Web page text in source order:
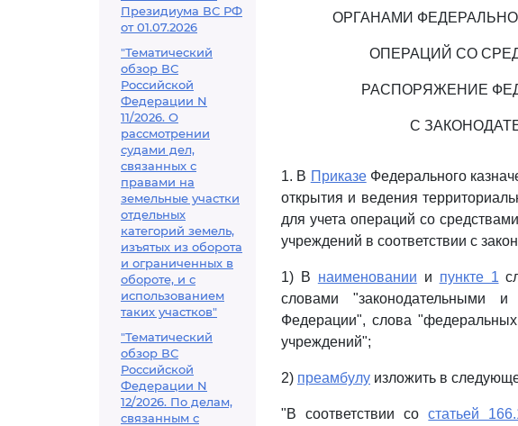
Президиума ВС РФ
от 01.07.2026
"Тематический
обзор ВС
Российской
Федерации N
11/2026. О
рассмотрении
судами дел,
связанных с
правами на
земельные участки
отдельных
категорий земель,
изъятых из оборота
и ограниченных в
обороте, и с
использованием
таких участков"
"Тематический
обзор ВС
Российской
Федерации N
12/2026. По делам,
связанным с
ОРГАНАМИ
ОПЕРАЦИЙ СО
РАСПОРЯЖЕНИЕ
С
1. В ПриказеФедерального
открытия и ведения
для учета операций со
учреждений в соответствии с
1) В наименовании и пункте 1
словами "законодательными
Федерации", слова
учреждений";
2) преамбулу изложить в
"В соответствии состатьей